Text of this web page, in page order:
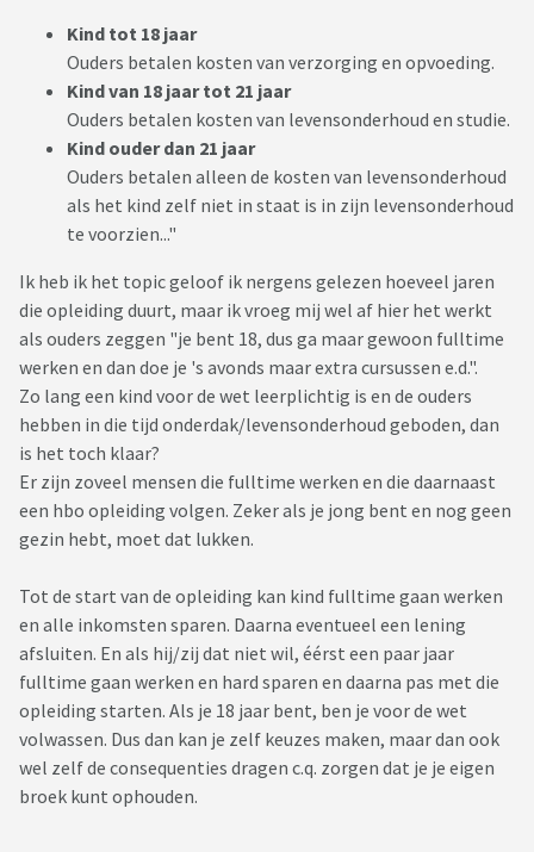
Kind tot 18 jaar
Ouders betalen kosten van verzorging en opvoeding.
Kind van 18 jaar tot 21 jaar
Ouders betalen kosten van levensonderhoud en studie.
Kind ouder dan 21 jaar
Ouders betalen alleen de kosten van levensonderhoud
als het kind zelf niet in staat is in zijn levensonderhoud
te voorzien..."
Ik heb ik het topic geloof ik nergens gelezen hoeveel jaren
die opleiding duurt, maar ik vroeg mij wel af hier het werkt
als ouders zeggen "je bent 18, dus ga maar gewoon fulltime
werken en dan doe je 's avonds maar extra cursussen e.d.".
Zo lang een kind voor de wet leerplichtig is en de ouders
hebben in die tijd onderdak/levensonderhoud geboden, dan
is het toch klaar?
Er zijn zoveel mensen die fulltime werken en die daarnaast
een hbo opleiding volgen. Zeker als je jong bent en nog geen
gezin hebt, moet dat lukken.
Tot de start van de opleiding kan kind fulltime gaan werken
en alle inkomsten sparen. Daarna eventueel een lening
afsluiten. En als hij/zij dat niet wil, éérst een paar jaar
fulltime gaan werken en hard sparen en daarna pas met die
opleiding starten. Als je 18 jaar bent, ben je voor de wet
volwassen. Dus dan kan je zelf keuzes maken, maar dan ook
wel zelf de consequenties dragen c.q. zorgen dat je je eigen
broek kunt ophouden.